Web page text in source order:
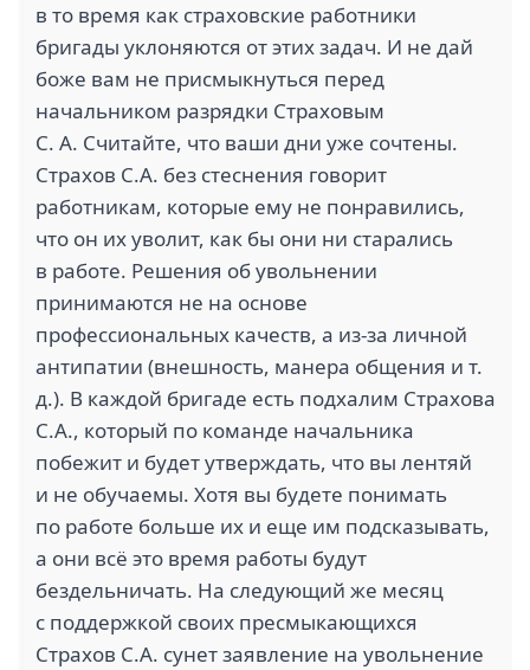
в то время как страховские работники
бригады уклоняются от этих задач. И не дай
боже вам не присмыкнуться перед
начальником разрядки Страховым
С. А. Считайте, что ваши дни уже сочтены.
Страхов С.А. без стеснения говорит
работникам, которые ему не понравились,
что он их уволит, как бы они ни старались
в работе. Решения об увольнении
принимаются не на основе
профессиональных качеств, а из-за личной
антипатии (внешность, манера общения и т.
д.). В каждой бригаде есть подхалим Страхова
С.А., который по команде начальника
побежит и будет утверждать, что вы лентяй
и не обучаемы. Хотя вы будете понимать
по работе больше их и еще им подсказывать,
а они всё это время работы будут
бездельничать. На следующий же месяц
с поддержкой своих пресмыкающихся
Страхов С.А. сунет заявление на увольнение